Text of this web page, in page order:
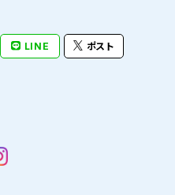
LINE ポスト